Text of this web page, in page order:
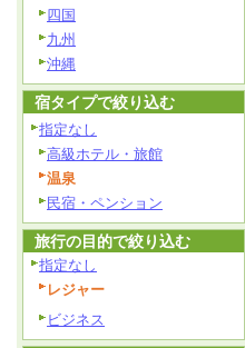
四国
九州
沖縄
宿タイプで絞り込む
指定なし
高級ホテル・旅館
温泉
民宿・ペンション
旅行の目的で絞り込む
指定なし
レジャー
ビジネス